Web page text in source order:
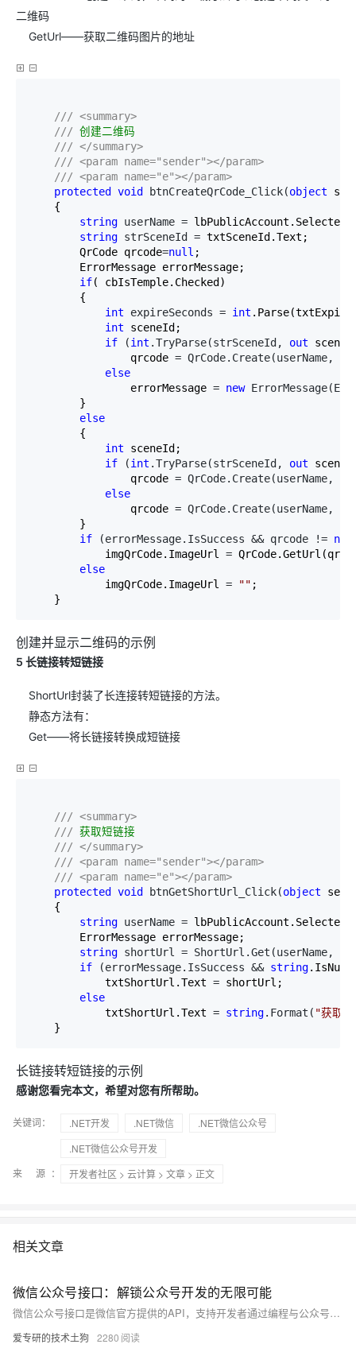
二维码
GetUrl——获取二维码图片的地址
/// <summary>
/// 创建二维码
/// </summary>
/// <param name="sender"></param>
/// <param name="e"></param>
protected
void btnCreateQrCode_Click(object
    {
string userName =
string strSceneId = txtSceneId.Text;
        QrCode qrcode
=null ;
        ErrorMessage errorMessage;
if( cbIsTemple.Checked)
        {
int expireSeconds = int
int sceneId;
if (int .TryParse(strSceneId, out
                qrcode
= QrCode.Create(userName,
else
                errorMessage
= new
        }
else
        {
int sceneId;
if (int .TryParse(strSceneId, out
                qrcode
= QrCode.Create(userName,
else
                qrcode
= QrCode.Create(userName,
        }
if (errorMessage.IsSuccess && qrcode !=
            imgQrCode.ImageUrl
=
else
            imgQrCode.ImageUrl
= "" ;
    }
创建并显示二维码的示例
5 长链接转短链接
ShortUrl封装了长连接转短链接的方法。
静态方法有：
Get——将长链接转换成短链接
/// <summary>
/// 获取短链接
/// </summary>
/// <param name="sender"></param>
/// <param name="e"></param>
protected
void btnGetShortUrl_Click(object
    {
string userName =
        ErrorMessage errorMessage;
string shortUrl = ShortUrl.Get(userName,
if (errorMessage.IsSuccess && string
            txtShortUrl.Text
= shortUrl;
else
            txtShortUrl.Text
= string.Format( "获取
    }
长链接转短链接的示例
感谢您看完本文，希望对您有所帮助。
关键词： .NET开发 .NET微信
.NET微信公众号
.NET微信公众号开发
来 源：
开发者社区 > 云计算 > 文章 > 正文
相关文章
微信公众号接口：解锁公众号开发的无限可能
微信公众号接口是微信官方提供的API，支持开发者通过编程与公众号交互，实现自动回复、消息管理、用户管理和数据分析等功能。本文深入探讨接口的定义、类型、优势及应用场景，如智能客服、内容分发、电商闭环等，并介绍开发流程和工具，帮助运营者提升用户体验和效率。未来，随着微信生态的发展，公众号接口将带来更多机遇，如小程序融合、AI应用等。
爱专研的技术土狗 2280